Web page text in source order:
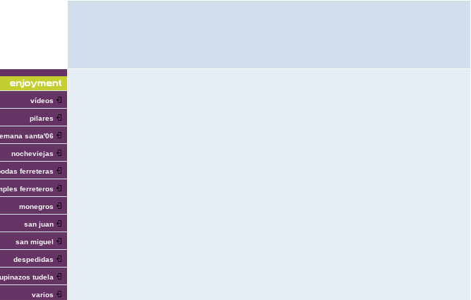
vídeos
pilares
santa'06
nocheviejas
ferreteras
ferreteros
monegros
san juan
san miguel
despedidas
tudela
varios